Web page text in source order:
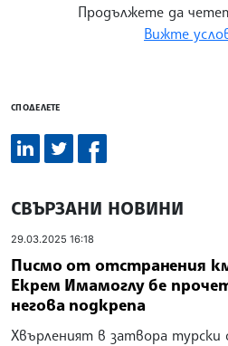
Продължете да
Вижте
СПОДЕЛЕТЕ
СВЪРЗАНИ НОВИНИ
29.03.2025 16:18
Писмо от отстранения
Екрем Имамоглу бе
негова подкрепа
Хвърленият в затвора турски